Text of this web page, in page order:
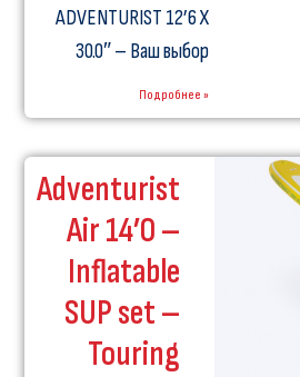
ADVENTURIST 12’6 X
30.0″ – Ваш выбор
Подробнее »
Adventurist
Air 14’0 –
Inflatable
SUP set –
Touring